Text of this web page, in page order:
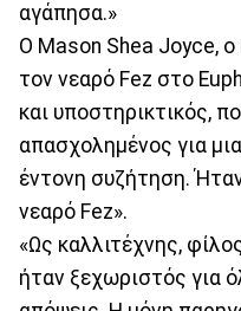
αγάπησα.»
Ο Mason Shea Joyce,
τον νεαρό Fez στο
και υποστηρικτικός,
απασχολημένος για
έντονη συζήτηση.
νεαρό Fez».
«Ως καλλιτέχνης,
ήταν ξεχωριστός για